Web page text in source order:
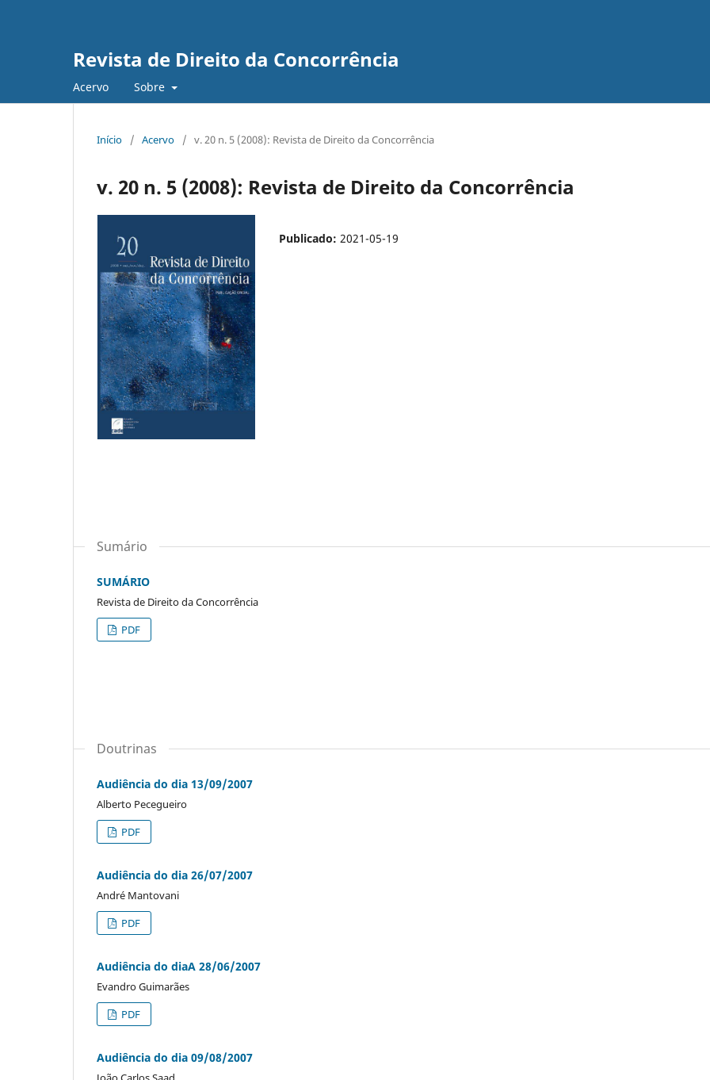
Revista de Direito da Concorrência
Acervo Sobre
Início / Acervo / v. 20 n. 5 (2008): Revista de Direito da Concorrência
v. 20 n. 5 (2008): Revista de Direito da Concorrência
Publicado: 2021-05-19
Sumário
SUMÁRIO
Revista de Direito da Concorrência
PDF
Doutrinas
Audiência do dia 13/09/2007
Alberto Pecegueiro
PDF
Audiência do dia 26/07/2007
André Mantovani
PDF
Audiência do diaA 28/06/2007
Evandro Guimarães
PDF
Audiência do dia 09/08/2007